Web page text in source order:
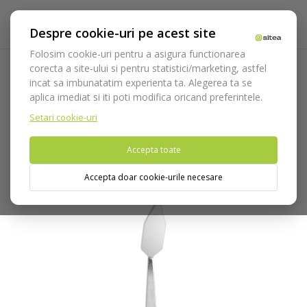
Despre cookie-uri pe acest site
Folosim cookie-uri pentru a asigura functionarea
corecta a site-ului si pentru statistici/marketing, astfel
incat sa imbunatatim experienta ta. Alegerea ta se
aplica imediat si iti poti modifica oricand preferintele.
Setari cookie-uri
Accepta toate
Accepta doar cookie-urile necesare
Acasa Instrumentar
Chirurgie si implantologie
Microchirurgie
Oglinda microchirurgie inox cod 4908/P
Nu puteti plasa comenzi din tara din care accesati website-ul